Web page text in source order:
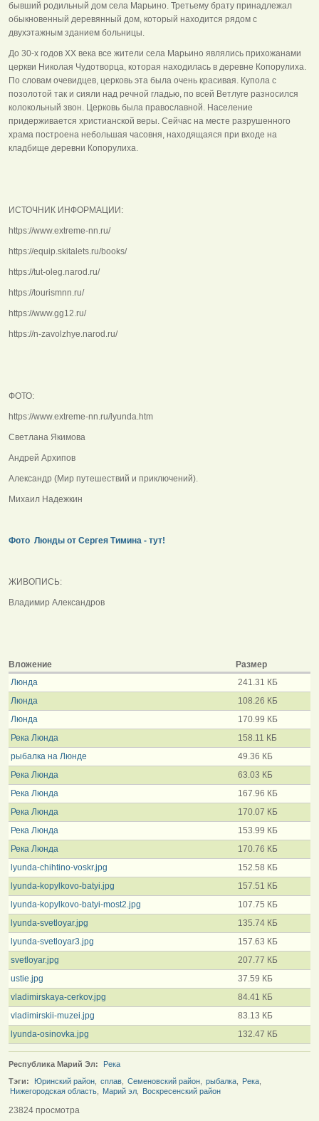
бывший родильный дом села Марьино. Третьему брату принадлежал
обыкновенный деревянный дом, который находится рядом с
двухэтажным зданием больницы.
До 30-х годов XX века все жители села Марьино являлись прихожанами
церкви Николая Чудотворца, которая находилась в деревне Копорулиха.
По словам очевидцев, церковь эта была очень красивая. Купола с
позолотой так и сияли над речной гладью, по всей Ветлуге разносился
колокольный звон. Церковь была православной. Население
придерживается христианской веры. Сейчас на месте разрушенного
храма построена небольшая часовня, находящаяся при входе на
кладбище деревни Копорулиха.
ИСТОЧНИК ИНФОРМАЦИИ:
https://www.extreme-nn.ru/
https://equip.skitalets.ru/books/
https://tut-oleg.narod.ru/
https://tourismnn.ru/
https://www.gg12.ru/
https://n-zavolzhye.narod.ru/
ФОТО:
https://www.extreme-nn.ru/lyunda.htm
Светлана Якимова
Андрей Архипов
Александр (Мир путешествий и приключений).
Михаил Надежкин
Фото Люнды от Сергея Тимина - тут!
ЖИВОПИСЬ:
Владимир Александров
Вложение
Размер
Люнда
241.31 КБ
Люнда
108.26 КБ
Люнда
170.99 КБ
Река Люнда
158.11 КБ
рыбалка на Люнде
49.36 КБ
Река Люнда
63.03 КБ
Река Люнда
167.96 КБ
Река Люнда
170.07 КБ
Река Люнда
153.99 КБ
Река Люнда
170.76 КБ
lyunda-chihtino-voskr.jpg
152.58 КБ
lyunda-kopylkovo-batyi.jpg
157.51 КБ
lyunda-kopylkovo-batyi-most2.jpg
107.75 КБ
lyunda-svetloyar.jpg
135.74 КБ
lyunda-svetloyar3.jpg
157.63 КБ
svetloyar.jpg
207.77 КБ
ustie.jpg
37.59 КБ
vladimirskaya-cerkov.jpg
84.41 КБ
vladimirskii-muzei.jpg
83.13 КБ
lyunda-osinovka.jpg
132.47 КБ
Республика Марий Эл:
Река
Тэги:
Юринский район сплав Семеновский район рыбалка Река
Нижегородская область
Марий эл Воскресенский район
23824 просмотра